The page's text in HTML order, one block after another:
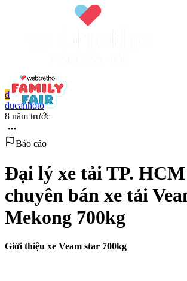
d
ducanhoto
8 năm trước
Báo cáo
Đại lý xe tải TP.
chuyên bán xe tải
Mekong 700kg
Giới thiệu xe Veam star 700kg